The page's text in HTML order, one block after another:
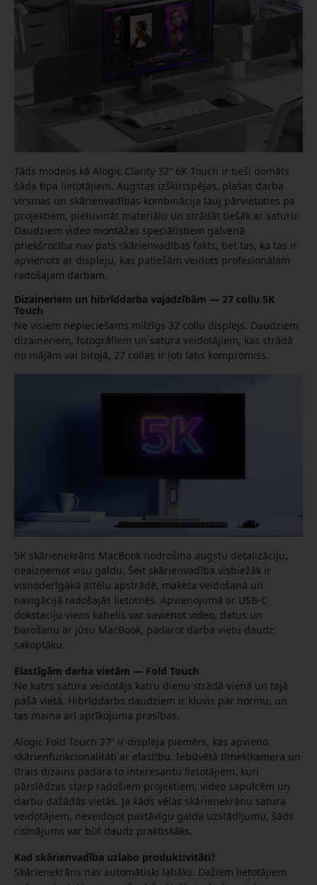
Tāds modelis kā Alogic Clarity 32” 6K Touch ir tieši domāts
šāda tipa lietotājiem. Augstas izšķirtspējas, plašas darba
virsmas un skārienvadības kombinācija ļauj pārvietoties pa
projektiem, pietuvināt materiālu un strādāt tiešāk ar saturu.
Daudziem video montāžas speciālistiem galvenā
priekšrocība nav pats skārienvadības fakts, bet tas, ka tas ir
apvienots ar displeju, kas patiešām veidots profesionālam
radošajam darbam.
Dizaineriem un hibrīddarba vajadzībām — 27 collu 5K
Touch
Ne visiem nepieciešams milzīgs 32 collu displejs. Daudziem
dizaineriem, fotogrāfiem un satura veidotājiem, kas strādā
no mājām vai birojā, 27 collas ir ļoti labs kompromiss.
5K skārienekrāns MacBook nodrošina augstu detalizāciju,
neaizņemot visu galdu. Šeit skārienvadība visbiežāk ir
visnoderīgākā attēlu apstrādē, maketa veidošanā un
navigācijā radošajās lietotnēs. Apvienojumā ar USB-C
dokstaciju viens kabelis var savienot video, datus un
barošanu ar jūsu MacBook, padarot darba vietu daudz
sakoptāku.
Elastīgām darba vietām — Fold Touch
Ne katrs satura veidotājs katru dienu strādā vienā un tajā
pašā vietā. Hibrīddarbs daudziem ir kļuvis par normu, un
tas maina arī aprīkojuma prasības.
Alogic Fold Touch 27” ir displeja piemērs, kas apvieno
skārienfunkcionalitāti ar elastību. Iebūvētā tīmekļkamera un
tīrais dizains padara to interesantu lietotājiem, kuri
pārslēdzas starp radošiem projektiem, video sapulcēm un
darbu dažādās vietās. Ja kāds vēlas skārienekrānu satura
veidotājiem, neveidojot pastāvīgu galda uzstādījumu, šāds
risinājums var būt daudz praktiskāks.
Kad skārienvadība uzlabo produktivitāti?
Skārienekrāns nav automātiski labāks. Dažiem lietotājiem